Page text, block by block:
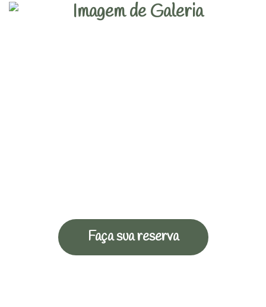
Faça sua reserva